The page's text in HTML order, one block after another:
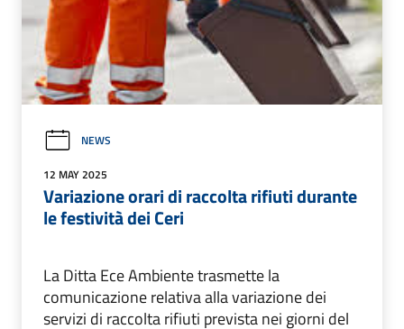
NEWS
12 MAY 2025
Variazione orari di raccolta rifiuti durante
le festività dei Ceri
La Ditta Ece Ambiente trasmette la
comunicazione relativa alla variazione dei
servizi di raccolta rifiuti prevista nei giorni del